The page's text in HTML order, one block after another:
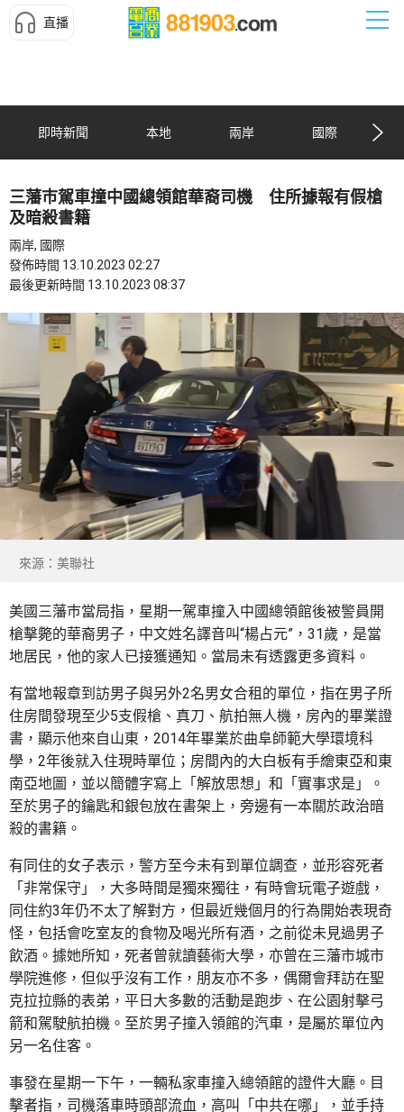
直播
即時新聞 本地 兩岸 國際
三藩巿駕車撞中國總領館華裔司機 住所據報有假槍
及暗殺書籍
兩岸, 國際
發佈時間 13.10.2023 02:27
最後更新時間 13.10.2023 08:37
來源：美聯社
美國三藩巿當局指，星期一駕車撞入中國總領館後被警員開
槍擊斃的華裔男子，中文姓名譯音叫“楊占元”，31歲，是當
地居民，他的家人已接獲通知。當局未有透露更多資料。
有當地報章到訪男子與另外2名男女合租的單位，指在男子所
住房間發現至少5支假槍、真刀、航拍無人機，房內的畢業證
書，顯示他來自山東，2014年畢業於曲阜師範大學環境科
學，2年後就入住現時單位；房間內的大白板有手繪東亞和東
南亞地圖，並以簡體字寫上「解放思想」和「實事求是」。
至於男子的鑰匙和銀包放在書架上，旁邊有一本關於政治暗
殺的書籍。
有同住的女子表示，警方至今未有到單位調查，並形容死者
「非常保守」，大多時間是獨來獨往，有時會玩電子遊戲，
同住約3年仍不太了解對方，但最近幾個月的行為開始表現奇
怪，包括會吃室友的食物及喝光所有酒，之前從未見過男子
飲酒。據她所知，死者曾就讀藝術大學，亦曾在三藩市城市
學院進修，但似乎沒有工作，朋友亦不多，偶爾會拜訪在聖
克拉拉縣的表弟，平日大多數的活動是跑步、在公園射擊弓
箭和駕駛航拍機。至於男子撞入領館的汽車，是屬於單位內
另一名住客。
事發在星期一下午，一輛私家車撞入總領館的證件大廳。目
擊者指，司機落車時頭部流血，高叫「中共在哪」，並手持